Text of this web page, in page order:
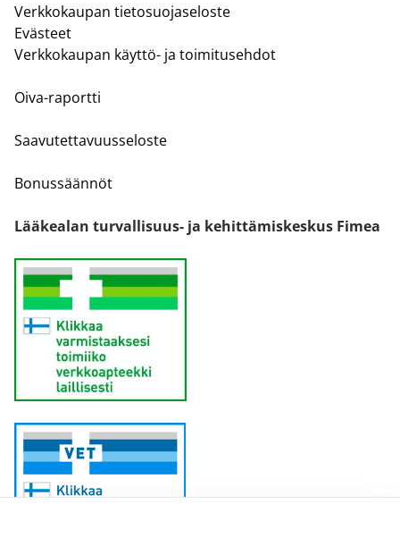
Verkkokaupan tietosuojaseloste
Evästeet
Verkkokaupan käyttö- ja toimitusehdot
Oiva-raportti
Saavutettavuusseloste
Bonussäännöt
Lääkealan turvallisuus- ja kehittämiskeskus Fimea